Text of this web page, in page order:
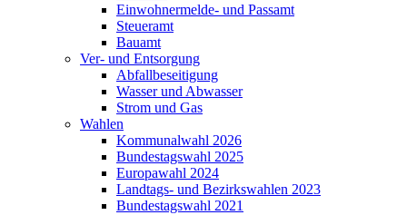
Einwohnermelde- und Passamt
Steueramt
Bauamt
Ver- und Entsorgung
Abfallbeseitigung
Wasser und Abwasser
Strom und Gas
Wahlen
Kommunalwahl 2026
Bundestagswahl 2025
Europawahl 2024
Landtags- und Bezirkswahlen 2023
Bundestagswahl 2021